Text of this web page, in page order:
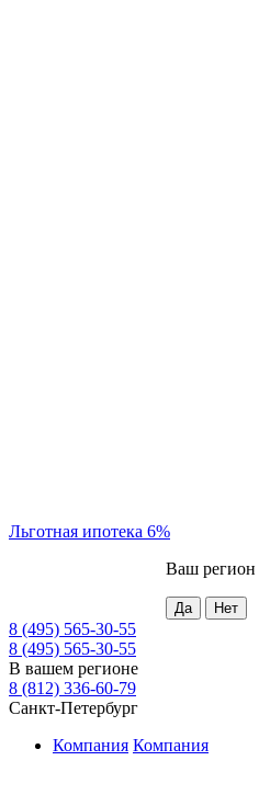
Льготная ипотека 6%
Ваш регион
8 (495) 565-30-55
8 (495) 565-30-55
В вашем регионе
8 (812) 336-60-79
Санкт-Петербург
Компания Компания